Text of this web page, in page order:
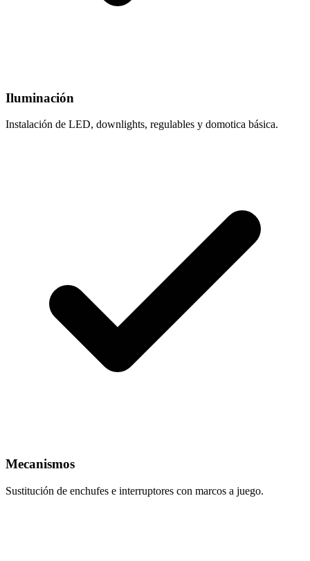
Iluminación
Instalación de LED, downlights, regulables y domotica básica.
Mecanismos
Sustitución de enchufes e interruptores con marcos a juego.